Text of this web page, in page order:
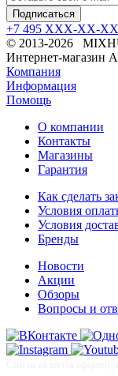
+7 495 XXX-XX-XX
© 2013-2026
Интернет-магазин
Компания
Информация
Помощь
О компании
Контакты
Магазины
Гарантия
Как сделать
Условия
Условия
Бренды
Новости
Акции
Обзоры
Вопросы и